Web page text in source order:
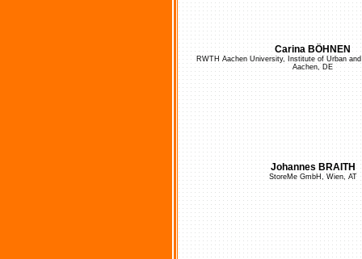
Carina BÖHNEN
RWTH Aachen University, Institute of Urban
Aachen, DE
Johannes BRAITH
StoreMe GmbH, Wien, AT